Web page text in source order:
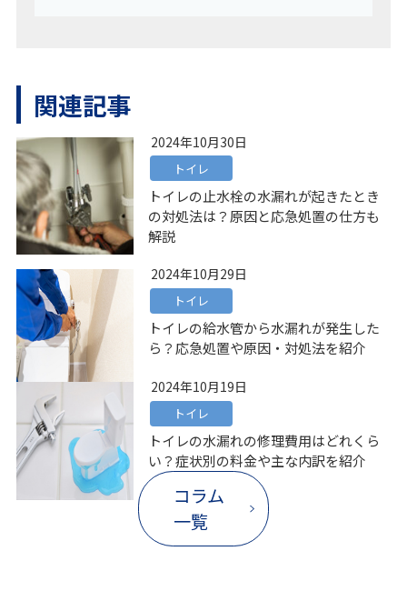
関連記事
2024年10月30日
トイレ
トイレの止水栓の水漏れが起きたとき
の対処法は？原因と応急処置の仕方も
解説
2024年10月29日
トイレ
トイレの給水管から水漏れが発生した
ら？応急処置や原因・対処法を紹介
2024年10月19日
トイレ
トイレの水漏れの修理費用はどれくら
い？症状別の料金や主な内訳を紹介
コラム
一覧